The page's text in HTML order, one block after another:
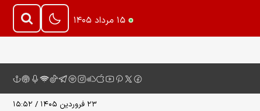
۱۵ مرداد ۱۴۰۵
۲۳ فروردین ۱۴۰۵ / ۱۵:۵۲